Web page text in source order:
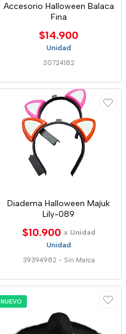
Accesorio Halloween Balaca
Fina
$14.900
Unidad
30724182
Diadema Halloween Majuk
Lily-089
$10.900 x Unidad
Unidad
39394982 - Sin Marca
NUEVO